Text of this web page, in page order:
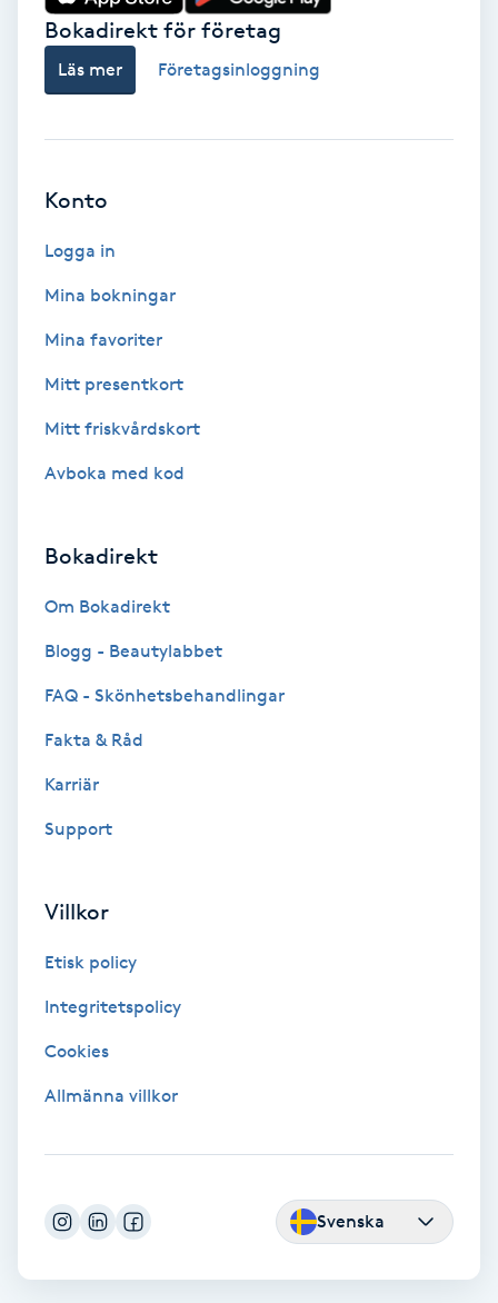
Fransborttagning
Fransfärgning
Fransförlängning
Fransförlängning Megavolym
Fransförlängning Volym
Fransk manikyr
Fransrengöring
Frisör
Funktionsanalys
Föning
Gel naglar
Gelenaglar
Gellack
Gellack med förstärkning
Gravidyoga
Bokadirekt för företag
Läs mer Företagsinloggning
Konto
Logga in
Mina bokningar
Mina favoriter
Mitt presentkort
Mitt friskvårdskort
Avboka med kod
Bokadirekt
Om Bokadirekt
Blogg - Beautylabbet
FAQ - Skönhetsbehandlingar
Fakta & Råd
Karriär
Support
Villkor
Etisk policy
Integritetspolicy
Cookies
Allmänna villkor
Svenska